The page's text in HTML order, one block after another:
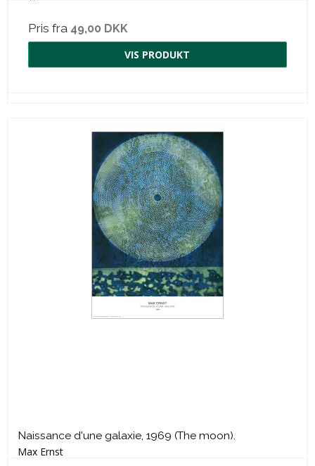
Pris fra 49,00 DKK
VIS PRODUKT
Naissance d'une galaxie, 1969 (The moon).
Max Ernst